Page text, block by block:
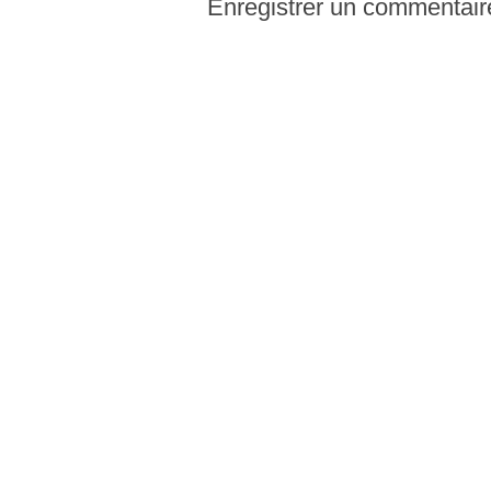
Enregistrer un